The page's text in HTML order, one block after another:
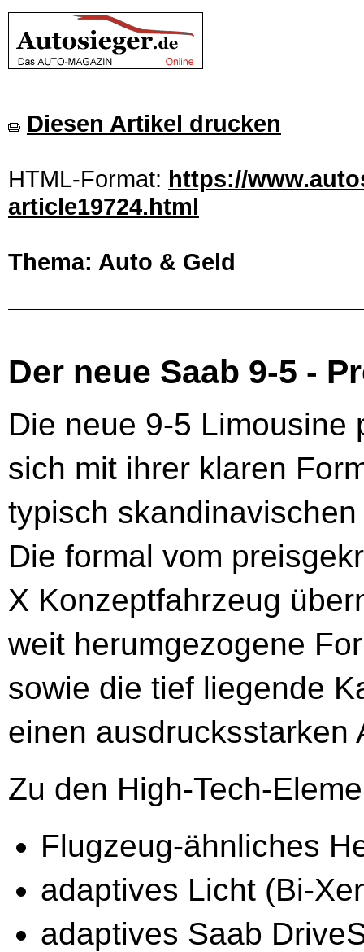
Diesen Artikel drucken
HTML-Format: https://
article19724.html
Thema: Auto & Geld
Der neue Saab 9-5 -
Die neue 9-5 Limousine
sich mit ihrer klaren
typisch
Die formal vom
X Konzeptfahrzeug
weit herumgezogene
sowie die tief liegende
einen ausdrucksstarken
Zu den High-Tech-
Flugzeug-ähnliches
adaptives Licht (Bi-
adaptives Saab